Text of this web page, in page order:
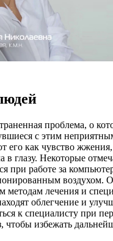
проблема, о
с этим
как чувство жжения,
в глазу. Некоторые
при работе за
воздухом.
методам лечения и
облегчение и
к специалисту при
чтобы избежать